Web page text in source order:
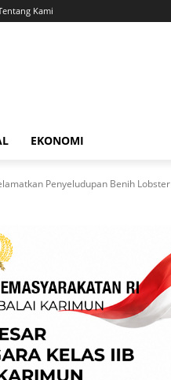
Kami
EKONOMI
Penyeludupan Benih Lobster